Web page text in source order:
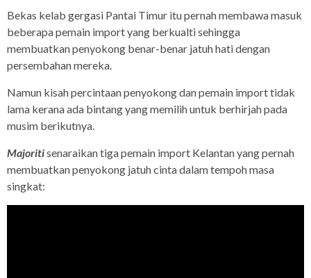
Bekas kelab gergasi Pantai Timur itu pernah membawa masuk
beberapa pemain import yang berkualti sehingga
membuatkan penyokong benar-benar jatuh hati dengan
persembahan mereka.
Namun kisah percintaan penyokong dan pemain import tidak
lama kerana ada bintang yang memilih untuk berhirjah pada
musim berikutnya.
Majoritisenaraikan tiga pemain import Kelantan yang pernah
membuatkan penyokong jatuh cinta dalam tempoh masa
singkat: